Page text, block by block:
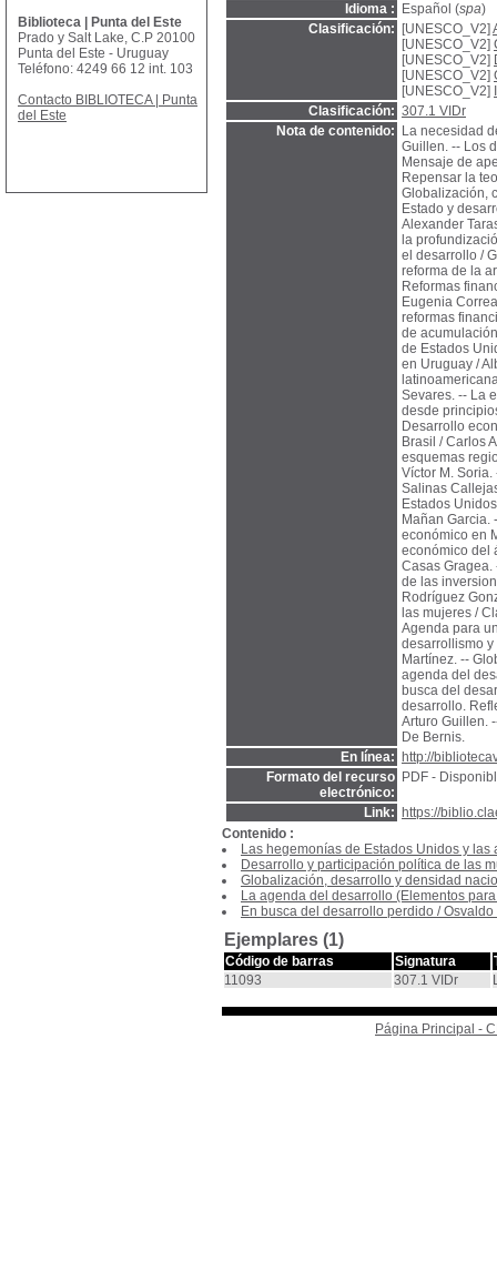
Idioma :
Español (spa)
Clasificación:
[UNESCO_V2]
[UNESCO_V2]
[UNESCO_V2]
[UNESCO_V2]
[UNESCO_V2]
Clasificación: 307.1 VIDr
Nota de contenido:
La necesidad
Guillen. -- Los
Mensaje de
Repensar la
Globalización,
Estado y
Alexander
la
el desarrollo /
reforma de la
Reformas
Eugenia
reformas
de
de Estados
en Uruguay /
Sevares. -- La
desde
Desarrollo
Brasil / Carlos
esquemas
Víctor M.
Salinas
Estados
Mañan Garcia.
económico en
económico del
Casas
de las
Rodríguez
las mujeres /
Agenda para
desarrollismo
Martínez. --
agenda del
busca del
desarrollo.
Arturo Guillen.
De Bernis.
En línea:
http://
Formato del recurso
electrónico:
PDF -
Link:
https://
Contenido :
Las hegemonías de Estados Unidos y
Desarrollo y participación política de las
Globalización, desarrollo y densidad
La agenda del desarrollo (Elementos
En busca del desarrollo perdido /Osvaldo
Ejemplares (1)
Código de barras Signatura
11093
307.1 VIDr
Página Principal -
Biblioteca | Punta del Este
Prado y Salt Lake, C.P 20100
Punta del Este - Uruguay
Teléfono: 4249 66 12 int. 103
Contacto BIBLIOTECA | Punta
del Este